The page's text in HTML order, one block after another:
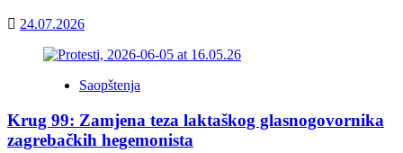
24.07.2026
Saopštenja
Krug 99: Zamjena teza laktaškog glasnogovornika
zagrebačkih hegemonista